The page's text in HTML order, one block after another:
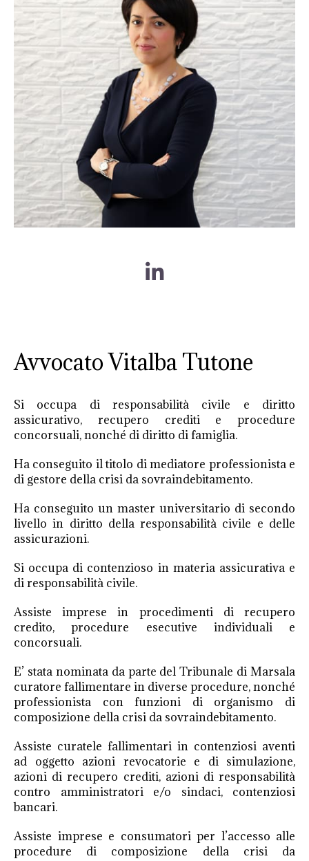
Avvocato Vitalba Tutone
Si occupa di responsabilità civile e diritto
assicurativo, recupero crediti e procedure
concorsuali, nonché di diritto di famiglia.
Ha conseguito il titolo di mediatore professionista e
di gestore della crisi da sovraindebitamento.
Ha conseguito un master universitario di secondo
livello in diritto della responsabilità civile e delle
assicurazioni.
Si occupa di contenzioso in materia assicurativa e
di responsabilità civile.
Assiste imprese in procedimenti di recupero
credito, procedure esecutive individuali e
concorsuali.
E’ stata nominata da parte del Tribunale di Marsala
curatore fallimentare in diverse procedure, nonché
professionista con funzioni di organismo di
composizione della crisi da sovraindebitamento.
Assiste curatele fallimentari in contenziosi aventi
ad oggetto azioni revocatorie e di simulazione,
azioni di recupero crediti, azioni di responsabilità
contro amministratori e/o sindaci, contenziosi
bancari.
Assiste imprese e consumatori per l’accesso alle
procedure di composizione della crisi da